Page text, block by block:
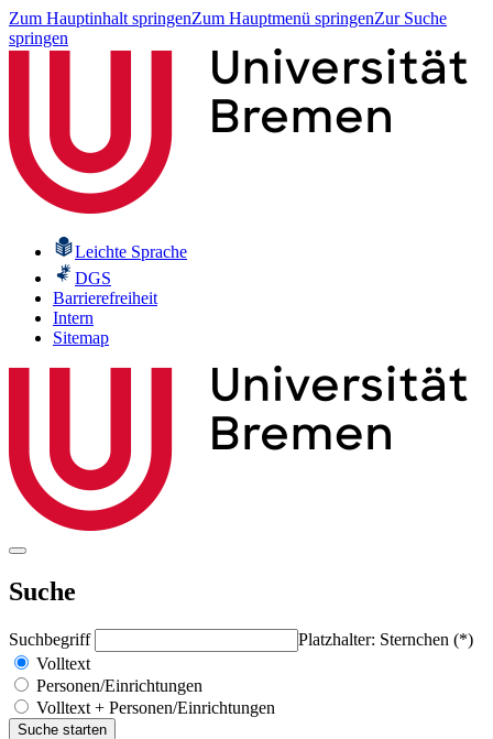
Zum Hauptinhalt springenZum Hauptmenü springenZur Suche
springen
Leichte Sprache
DGS
Barrierefreiheit
Intern
Sitemap
Suche
Suchbegriff
Platzhalter: Sternchen (*)
Volltext
Personen/Einrichtungen
Volltext + Personen/Einrichtungen